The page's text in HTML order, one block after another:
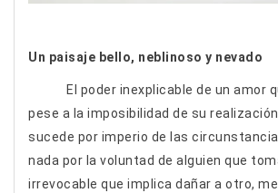
Un paisaje bello, neblinoso y nevado
El poder inexplicable de un amor
pese a la imposibilidad de su
sucede por imperio de las
nada por la voluntad de alguien que
irrevocable que implica dañar a otro, me